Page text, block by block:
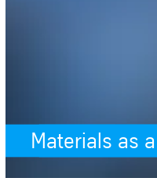
Materials as